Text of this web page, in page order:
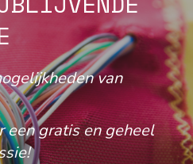
van
een gratis en geheel